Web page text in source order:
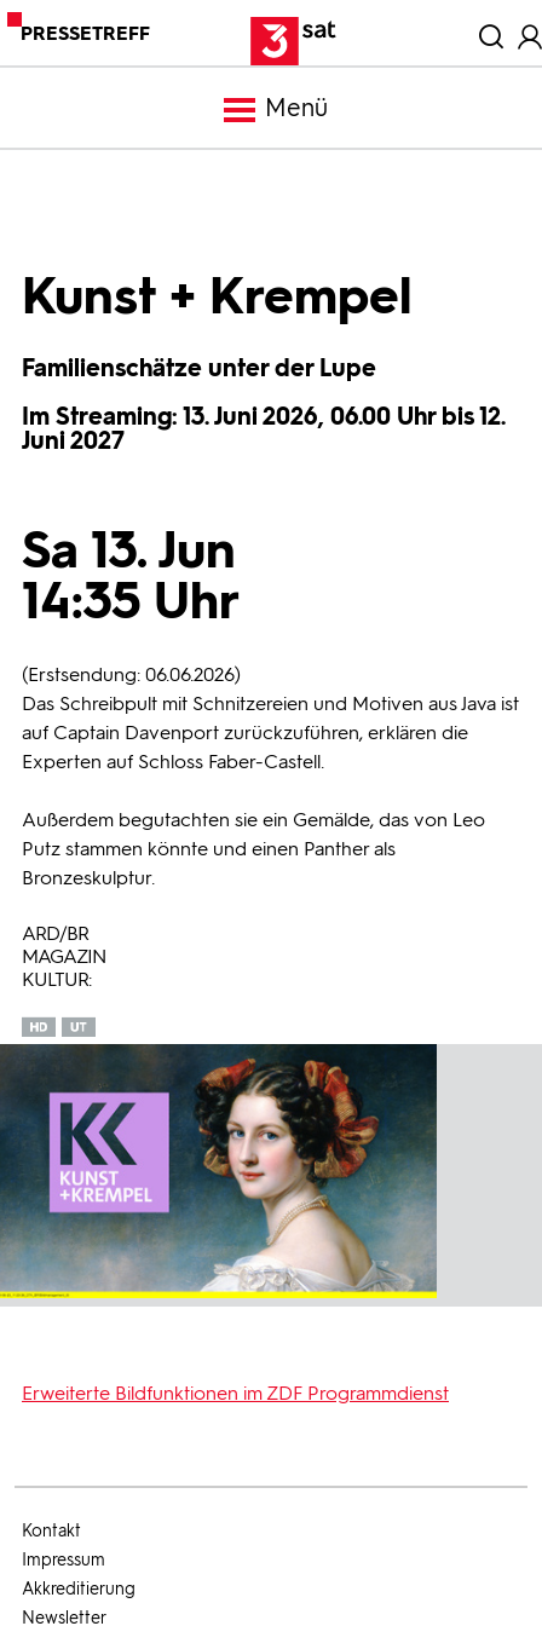
PRESSETREFF
Menü
Trailer
Programmwochen
Kunst + Krempel
Familienschätze unter der Lupe
Im Streaming: 13. Juni 2026, 06.00 Uhr bis 12.
Juni 2027
Sa 13. Jun
14:35 Uhr
(Erstsendung: 06.06.2026)
Das Schreibpult mit Schnitzereien und Motiven aus Java ist
auf Captain Davenport zurückzuführen, erklären die
Experten auf Schloss Faber-Castell.
Außerdem begutachten sie ein Gemälde, das von Leo
Putz stammen könnte und einen Panther als
Bronzeskulptur.
ARD/BR
MAGAZIN
KULTUR:
Erweiterte Bildfunktionen im ZDF Programmdienst
Kontakt
Impressum
Akkreditierung
Newsletter